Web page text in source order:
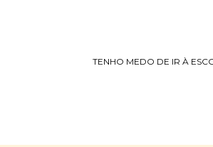
TENHO MEDO DE IR À